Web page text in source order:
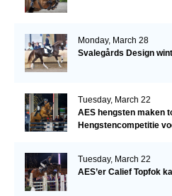
Monday, March 28
Svalegårds Design
Tuesday, March 22
AES hengsten maken
Hengstencompetitie
Tuesday, March 22
AES’er Calief Topfok